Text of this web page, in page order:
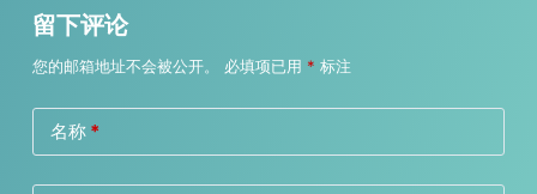
留下评论
您的邮箱地址不会被公开。 必填项已用 * 标注
名称*